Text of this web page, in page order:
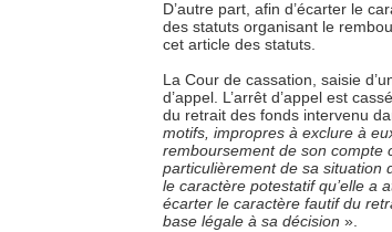
D’autre part, afin d’écarter le
des statuts organisant le
cet article des statuts.
La Cour de cassation, saisie
d’appel. L’arrêt d’appel est
du retrait des fonds intervenu
motifs, impropres à exclure à
remboursement de son compte
particulièrement de sa situation
le caractère potestatif qu’elle a
écarter le caractère fautif du
base légale à sa décision ».